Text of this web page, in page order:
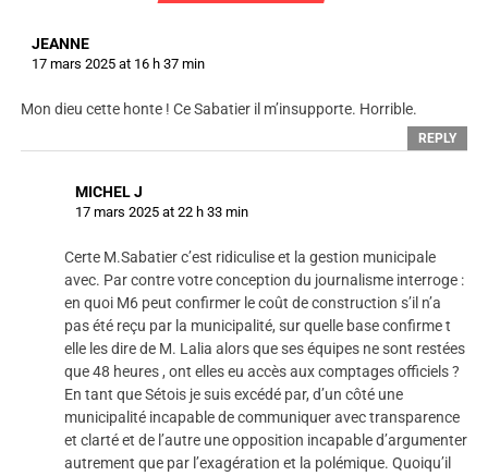
JEANNE
17 mars 2025 at 16 h 37 min
Mon dieu cette honte ! Ce Sabatier il m’insupporte. Horrible.
REPLY
MICHEL J
17 mars 2025 at 22 h 33 min
Certe M.Sabatier c’est ridiculise et la gestion municipale
avec. Par contre votre conception du journalisme interroge :
en quoi M6 peut confirmer le coût de construction s’il n’a
pas été reçu par la municipalité, sur quelle base confirme t
elle les dire de M. Lalia alors que ses équipes ne sont restées
que 48 heures , ont elles eu accès aux comptages officiels ?
En tant que Sétois je suis excédé par, d’un côté une
municipalité incapable de communiquer avec transparence
et clarté et de l’autre une opposition incapable d’argumenter
autrement que par l’exagération et la polémique. Quoiqu’il